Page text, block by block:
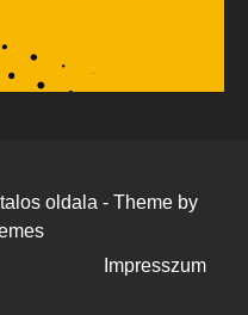
oldala - Theme by
Impresszum